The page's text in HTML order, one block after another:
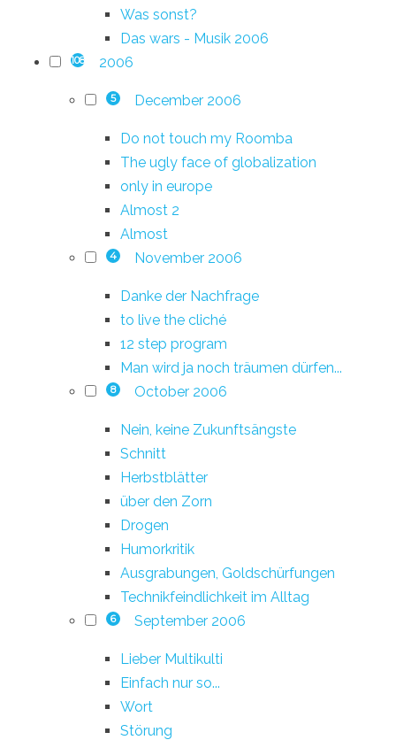
Was sonst?
Das wars - Musik 2006
108 2006
5 December 2006
Do not touch my Roomba
The ugly face of globalization
only in europe
Almost 2
Almost
4 November 2006
Danke der Nachfrage
to live the cliché
12 step program
Man wird ja noch träumen dürfen...
8 October 2006
Nein, keine Zukunftsängste
Schnitt
Herbstblätter
über den Zorn
Drogen
Humorkritik
Ausgrabungen, Goldschürfungen
Technikfeindlichkeit im Alltag
6 September 2006
Lieber Multikulti
Einfach nur so...
Wort
Störung